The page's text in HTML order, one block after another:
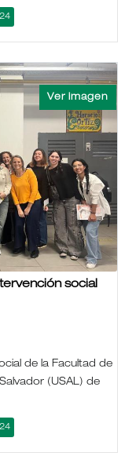
social
de la Facultad de
(USAL) de